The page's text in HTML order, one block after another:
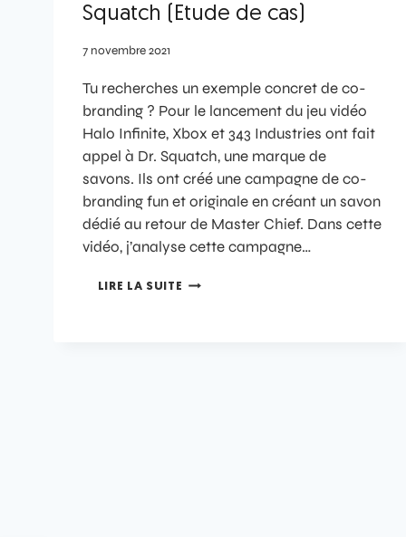
Squatch (Etude de cas)
7 novembre 2021
Tu recherches un exemple concret de co-
branding ? Pour le lancement du jeu vidéo
Halo Infinite, Xbox et 343 Industries ont fait
appel à Dr. Squatch, une marque de
savons. Ils ont créé une campagne de co-
branding fun et originale en créant un savon
dédié au retour de Master Chief. Dans cette
vidéo, j’analyse cette campagne…
LIRE LA SUITE